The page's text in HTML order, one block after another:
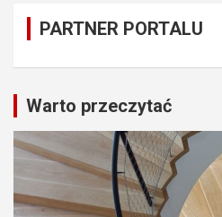
PARTNER PORTALU
Warto przeczytać